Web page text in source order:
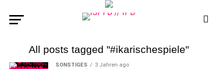
All posts tagged "#ikarischespiele"
SONSTIGES 3 Jahren ago